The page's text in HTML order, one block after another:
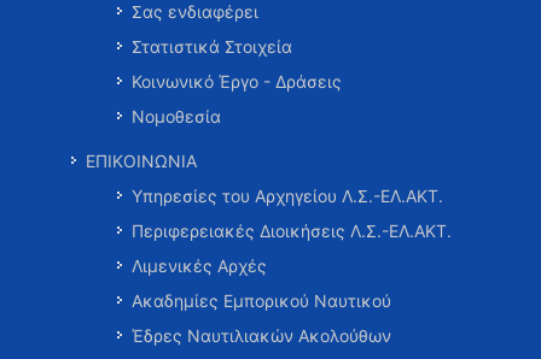
Σας ενδιαφέρει
Στατιστικά Στοιχεία
Κοινωνικό Έργο - Δράσεις
Νομοθεσία
ΕΠΙΚΟΙΝΩΝΙΑ
Υπηρεσίες του Αρχηγείου Λ.Σ.-ΕΛ.ΑΚΤ.
Περιφερειακές Διοικήσεις Λ.Σ.-ΕΛ.ΑΚΤ.
Λιμενικές Αρχές
Ακαδημίες Εμπορικού Ναυτικού
Έδρες Ναυτιλιακών Ακολούθων